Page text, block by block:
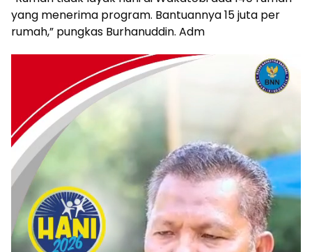
yang menerima program. Bantuannya 15 juta per
rumah,” pungkas Burhanuddin. Adm